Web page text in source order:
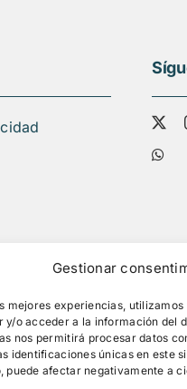
Gestionar
mejores experiencias,
y/o acceder a la información del
nos permitirá procesar datos
identificaciones únicas en este
puede afectar negativamente a